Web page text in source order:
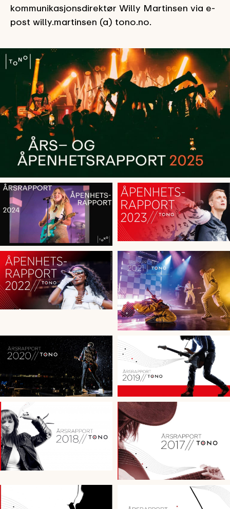
kommunikasjonsdirektør Willy Martinsen via e-
post willy.martinsen (a) tono.no.